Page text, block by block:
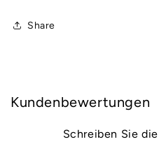
Share
Kundenbewertungen
Schreiben Sie